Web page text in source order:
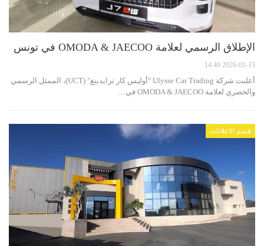
الإطلاق الرسمي لعلامة OMODA & JAECOO في تونس
2026-01-15 14:40
أعلنت شركة Ulysse Car Trading "أوليس كار ترايدينغ" (UCT)، الممثل الرسمي
والحصري لعلامة OMODA & JAECOO في…
قسم الاعلانات